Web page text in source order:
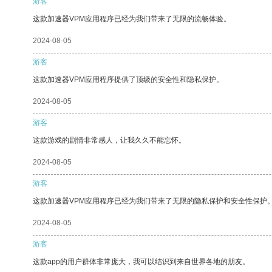
这款加速器VPM应用程序已经为我们带来了无限的流畅体验。
2024-08-05
游客
这款加速器VPM应用程序提供了顶级的安全性和隐私保护。
2024-08-05
游客
这款游戏的剧情非常感人，让我久久不能忘怀。
2024-08-05
游客
这款加速器VPM应用程序已经为我们带来了无限的隐私保护和安全性保护
2024-08-05
游客
这款app的用户群体非常庞大，我可以结识到来自世界各地的朋友。